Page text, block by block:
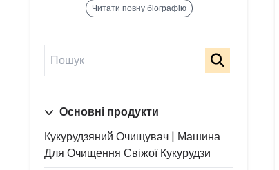
Читати повну біографію
Основні продукти
Кукурудзяний Очищувач | Машина
Для Очищення Свіжої Кукурудзи